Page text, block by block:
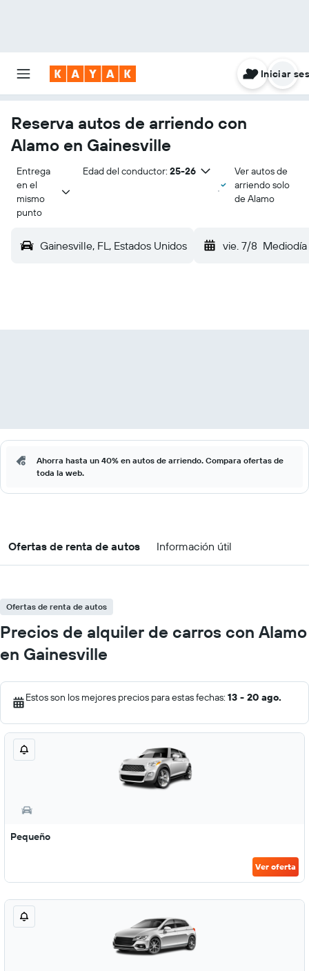
Iniciar
Reserva autos de arriendo con
Alamo en Gainesville
Entrega
en el
mismo
punto
Edad del conductor: 25-26
Ver autos de
arriendo solo
de Alamo
Gainesville, FL, Estados Unidos vie. 7/8 Mediodía
Ahorra hasta un 40% en autos de arriendo. Compara ofertas de
toda la web.
Ofertas de renta de autos Información útil
Ofertas de renta de autos
Precios de alquiler de carros con Alamo
en Gainesville
Estos son los mejores precios para estas fechas: 13 - 20 ago.
Pequeño
Ver oferta